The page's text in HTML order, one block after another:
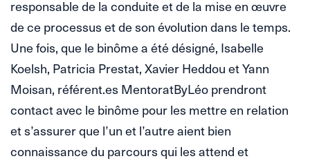
responsable de la conduite et de la mise en œuvre
de ce processus et de son évolution dans le temps.
Une fois, que le binôme a été désigné, Isabelle
Koelsh, Patricia Prestat, Xavier Heddou et Yann
Moisan, référent.es MentoratByLéo prendront
contact avec le binôme pour les mettre en relation
et s’assurer que l’un et l’autre aient bien
connaissance du parcours qui les attend et